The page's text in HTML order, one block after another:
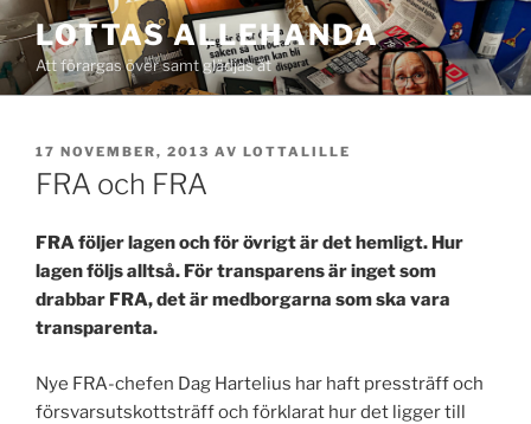
Hoppa
till
innehåll
LOTTAS ALLEHANDA
Att förargas över samt glädjas åt
PUBLICERAT
17 NOVEMBER, 2013 AV LOTTALILLE
FRA och FRA
FRA följer lagen och för övrigt är det hemligt. Hur
lagen följs alltså. För transparens är inget som
drabbar FRA, det är medborgarna som ska vara
transparenta.
Nye FRA-chefen Dag Hartelius har haft pressträff och
försvarsutskottsträff och förklarat hur det ligger till